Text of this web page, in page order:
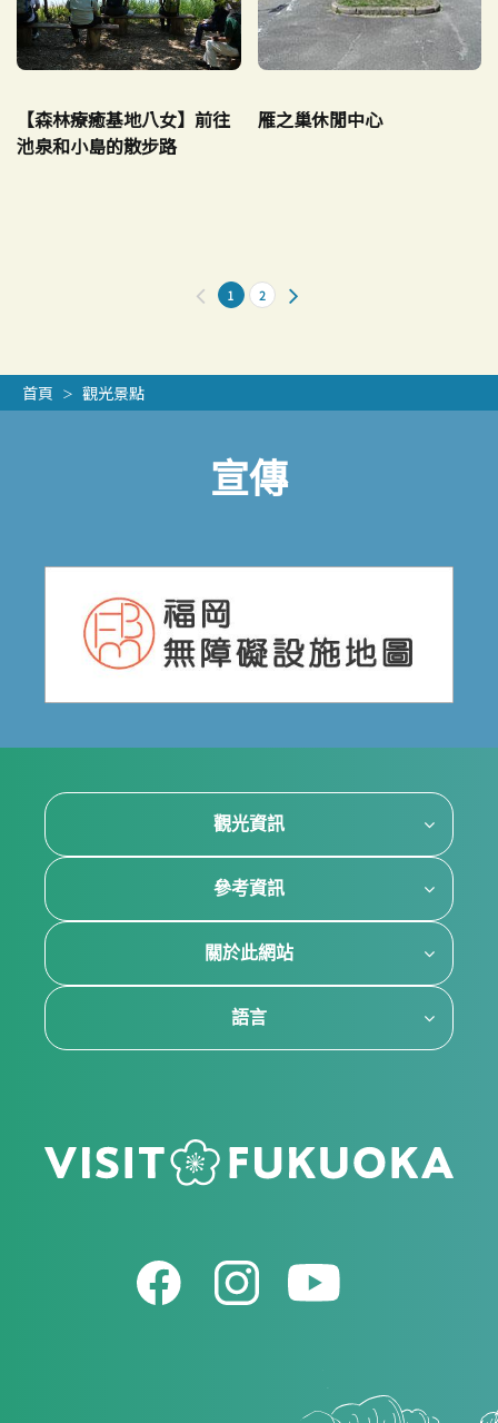
【森林療癒基地八女】前往
池泉和小島的散步路
雁之巢休閒中心
1 2
首頁 觀光景點
宣傳
觀光資訊
參考資訊
關於此網站
語言